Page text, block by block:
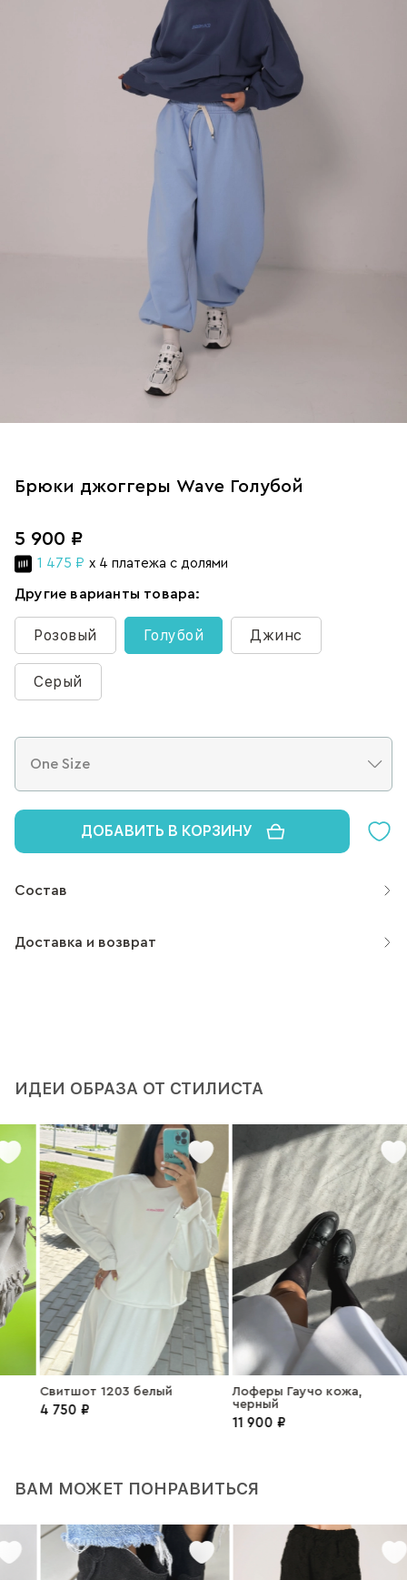
Брюки джоггеры Wave Голубой
5 900 ₽
1 475 ₽ x 4 платежа с долями
Другие варианты товара:
Розовый Голубой Джинс
Серый
ДОБАВИТЬ В КОРЗИНУ
Состав
Доставка и возврат
ИДЕИ ОБРАЗА ОТ СТИЛИСТА
Свитшот 1203 белый
4 750 ₽
Лоферы Гаучо кожа,
черный
11 900 ₽
ВАМ МОЖЕТ ПОНРАВИТЬСЯ